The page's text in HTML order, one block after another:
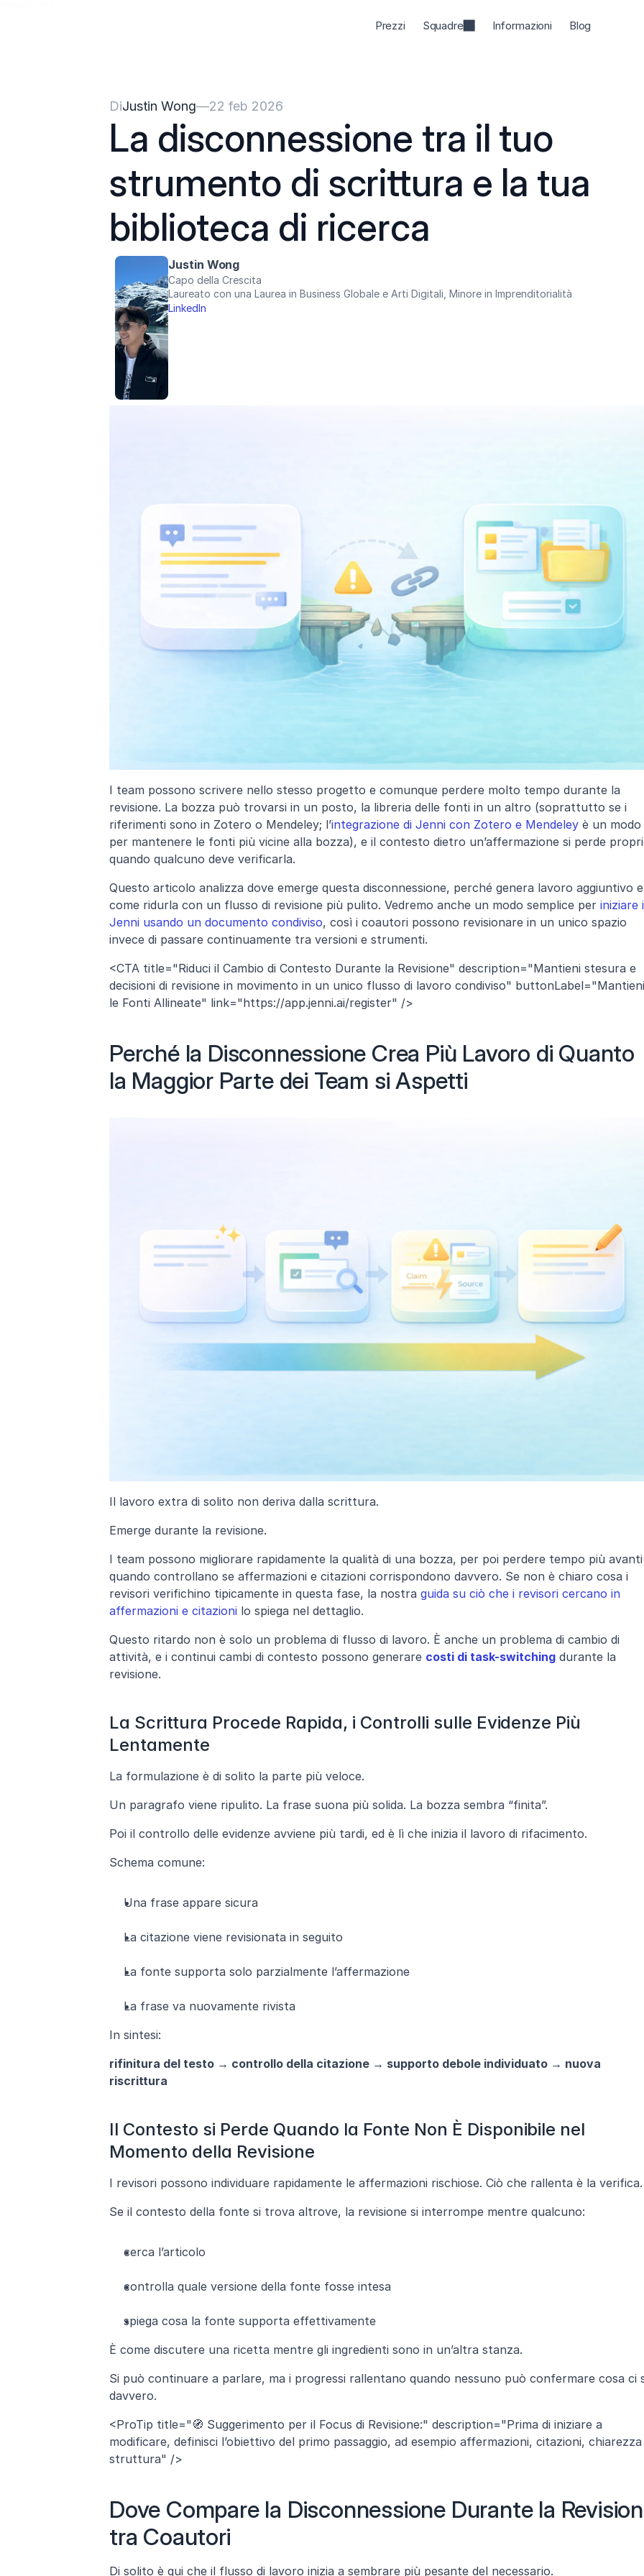
Prezzi Squadre Informazioni Blog
DiJustin Wong—22 feb 2026
La disconnessione tra il tuo
strumento di scrittura e la tua
biblioteca di ricerca
Justin Wong
Capo della Crescita
Laureato con una Laurea in Business Globale e Arti Digitali, Minore in Imprenditorialità
LinkedIn
I team possono scrivere nello stesso progetto e comunque perdere molto tempo durante la
revisione. La bozza può trovarsi in un posto, la libreria delle fonti in un altro (soprattutto se i
riferimenti sono in Zotero o Mendeley; l’integrazione di Jenni con Zotero e Mendeley è un modo
per mantenere le fonti più vicine alla bozza), e il contesto dietro un’affermazione si perde
quando qualcuno deve verificarla.
Questo articolo analizza dove emerge questa disconnessione, perché genera lavoro aggiuntivo e
come ridurla con un flusso di revisione più pulito. Vedremo anche un modo semplice per iniziare
Jenni usando un documento condiviso, così i coautori possono revisionare in un unico spazio
invece di passare continuamente tra versioni e strumenti.
<CTA title="Riduci il Cambio di Contesto Durante la Revisione" description="Mantieni stesura e
decisioni di revisione in movimento in un unico flusso di lavoro condiviso" buttonLabel="Mantieni
le Fonti Allineate" link="https://app.jenni.ai/register" />
Perché la Disconnessione Crea Più Lavoro di Quanto
la Maggior Parte dei Team si Aspetti
Il lavoro extra di solito non deriva dalla scrittura.
Emergе durante la revisione.
I team possono migliorare rapidamente la qualità di una bozza, per poi perdere tempo più avanti
quando controllano se affermazioni e citazioni corrispondono davvero. Se non è chiaro cosa i
revisori verifichino tipicamente in questa fase, la nostra guida su ciò che i revisori cercano in
affermazioni e citazioni lo spiega nel dettaglio.
Questo ritardo non è solo un problema di flusso di lavoro. È anche un problema di cambio di
attività, e i continui cambi di contesto possono generare costi di task-switching durante la
revisione.
La Scrittura Procede Rapida, i Controlli sulle Evidenze Più
Lentamente
La formulazione è di solito la parte più veloce.
Un paragrafo viene ripulito. La frase suona più solida. La bozza sembra “finita”.
Poi il controllo delle evidenze avviene più tardi, ed è lì che inizia il lavoro di rifacimento.
Schema comune:
Una frase appare sicura
La citazione viene revisionata in seguito
La fonte supporta solo parzialmente l’affermazione
La frase va nuovamente rivista
In sintesi:
rifinitura del testo → controllo della citazione → supporto debole individuato → nuova
riscrittura
Il Contesto si Perde Quando la Fonte Non È Disponibile nel
Momento della Revisione
I revisori possono individuare rapidamente le affermazioni rischiose. Ciò che rallenta è la verifica.
Se il contesto della fonte si trova altrove, la revisione si interrompe mentre qualcuno:
cerca l’articolo
controlla quale versione della fonte fosse intesa
spiega cosa la fonte supporta effettivamente
È come discutere una ricetta mentre gli ingredienti sono in un’altra stanza.
Si può continuare a parlare, ma i progressi rallentano quando nessuno può confermare cosa ci
davvero.
<ProTip title="🧭 Suggerimento per il Focus di Revisione:" description="Prima di iniziare a
modificare, definisci l’obiettivo del primo passaggio, ad esempio affermazioni, citazioni,
struttura" />
Dove Compare la Disconnessione Durante la
tra Coautori
Di solito è qui che il flusso di lavoro inizia a sembrare più pesante del necessario.